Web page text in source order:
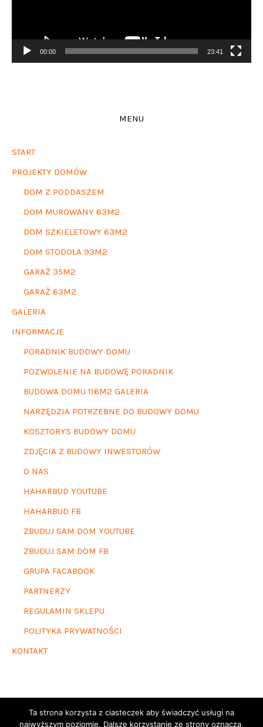
00:00 23:41
MENU
START
PROJEKTY DOMÓW
DOM Z PODDASZEM
DOM MUROWANY 63M2
DOM SZKIELETOWY 63M2
DOM STODOŁA 93M2
GARAŻ 35M2
GARAŻ 63M2
GALERIA
INFORMACJE
PORADNIK BUDOWY DOMU
POZWOLENIE NA BUDOWĘ PORADNIK
BUDOWA DOMU 116M2 GALERIA
NARZĘDZIA POTRZEBNE DO BUDOWY DOMU
KOSZTORYS BUDOWY DOMU
ZDJĘCIA Z BUDOWY INWESTORÓW
O NAS
HAHARBUD YOUTUBE
HAHARBUD FB
ZBUDUJ SAM DOM YOUTUBE
ZBUDUJ SAM DOM FB
GRUPA FACABOOK
PARTNERZY
REGULAMIN SKLEPU
POLITYKA PRYWATNOŚCI
KONTAKT
Ta strona korzysta z ciasteczek aby świadczyć usługi na
najwyższym poziomie. Dalsze korzystanie ze strony oznacza,